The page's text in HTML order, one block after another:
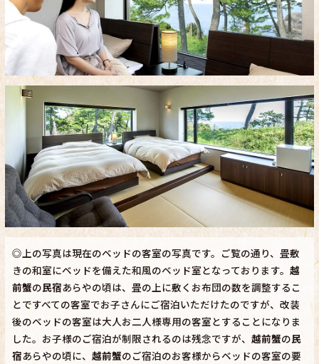
◎上の写真は現在のベッドの客室の写真です。ご覧の通り、畳敷
きの和室にベッドを備えた和風のベッド室となっております。 越
前蟹の民宿あらやの頃は、畳の上に敷くお布団の数を調整するこ
とですべての客室でお子さんにご宿泊いただけたのですが、改装
後のベッドの客室は大人お二人様専用の客室とすることになりま
した。お子様のご宿泊が制限されるのは残念ですが、 越前蟹の民
宿あらやの頃に、 越前蟹のご宿泊のお客様からベッドの客室の要